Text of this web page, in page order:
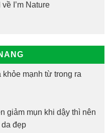
I’m Nature
mạnh từ trong ra
giảm mụn khi dậy thì nên
đẹp